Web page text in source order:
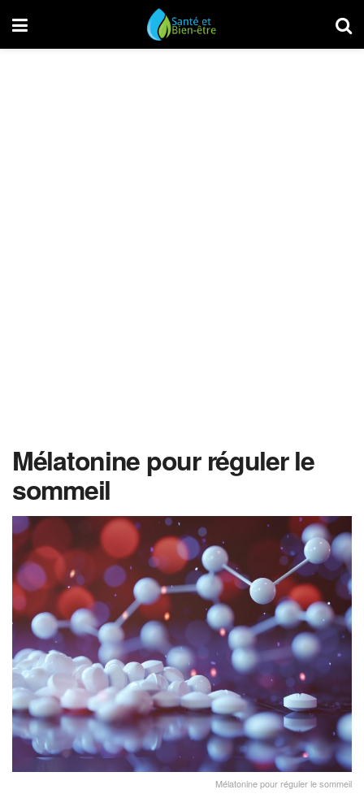
Mélatonine pour réguler le
sommeil
Mélatonine pour réguler le sommeil